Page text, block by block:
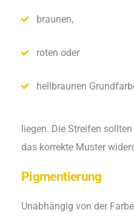
braunen,
roten oder
hellbraunen
liegen. Die Streifen
das korrekte Muster
Pigmentierung
Unabhängig von der